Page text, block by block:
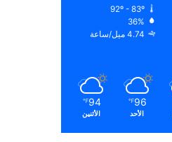
92º - 83º
36%
4.74 ميل/ساعة
96
℉
الأحد
94
℉
الأثنين